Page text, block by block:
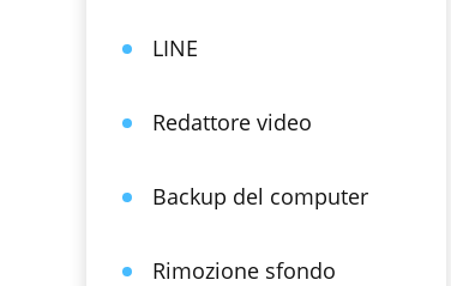
LINE
Redattore video
Backup del computer
Rimozione sfondo